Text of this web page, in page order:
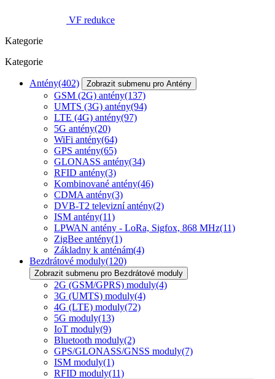
VF redukce
Kategorie
Kategorie
Antény(402) Zobrazit submenu pro Antény
GSM (2G) antény(137)
UMTS (3G) antény(94)
LTE (4G) antény(97)
5G antény(20)
WiFi antény(64)
GPS antény(65)
GLONASS antény(34)
RFID antény(3)
Kombinované antény(46)
CDMA antény(3)
DVB-T2 televizní antény(2)
ISM antény(11)
LPWAN antény - LoRa, Sigfox, 868 MHz(11)
ZigBee antény(1)
Základny k anténám(4)
Bezdrátové moduly(120)
Zobrazit submenu pro Bezdrátové moduly
2G (GSM/GPRS) moduly(4)
3G (UMTS) moduly(4)
4G (LTE) moduly(72)
5G moduly(13)
IoT moduly(9)
Bluetooth moduly(2)
GPS/GLONASS/GNSS moduly(7)
ISM moduly(1)
RFID moduly(11)